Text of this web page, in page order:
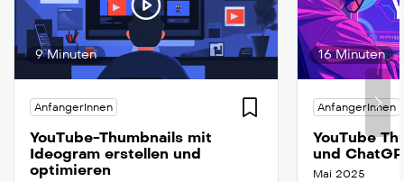
9 Minuten
AnfangerInnen
YouTube-Thumbnails mit
Ideogram erstellen und
optimieren
16 Minuten
AnfangerInnen
YouTube
und
Mai 2025